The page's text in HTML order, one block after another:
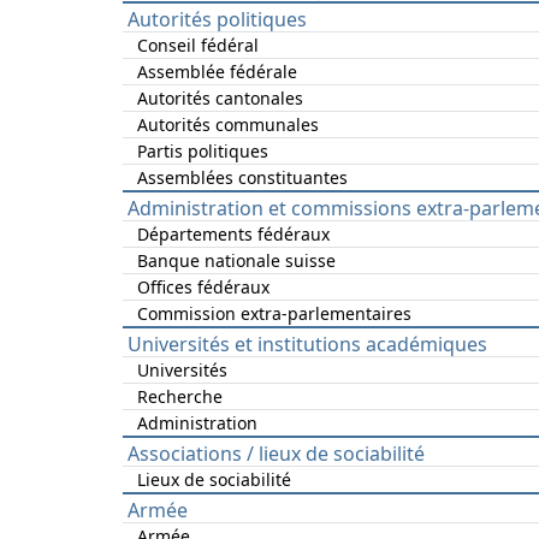
Autorités politiques
Conseil fédéral
Assemblée fédérale
Autorités cantonales
Autorités communales
Partis politiques
Assemblées constituantes
Administration et commissions extra-
Départements fédéraux
Banque nationale suisse
Offices fédéraux
Commission extra-parlementaires
Universités et institutions académiques
Universités
Recherche
Administration
Associations / lieux de sociabilité
Lieux de sociabilité
Armée